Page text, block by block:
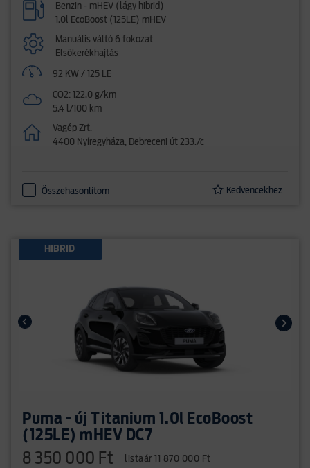
Benzin - mHEV (lágy hibrid)
1.0l EcoBoost (125LE) mHEV
Manuális váltó 6 fokozat
Elsőkerékhajtás
92 KW / 125 LE
CO2: 122.0 g/km
5.4 l/100 km
Vagép Zrt.
4400 Nyíregyháza, Debreceni út 233./c
Összehasonlítom Kedvencekhez
HIBRID
Puma - új Titanium 1.0l EcoBoost
(125LE) mHEV DC7
8 350 000 Ft listaár 11 870 000 Ft